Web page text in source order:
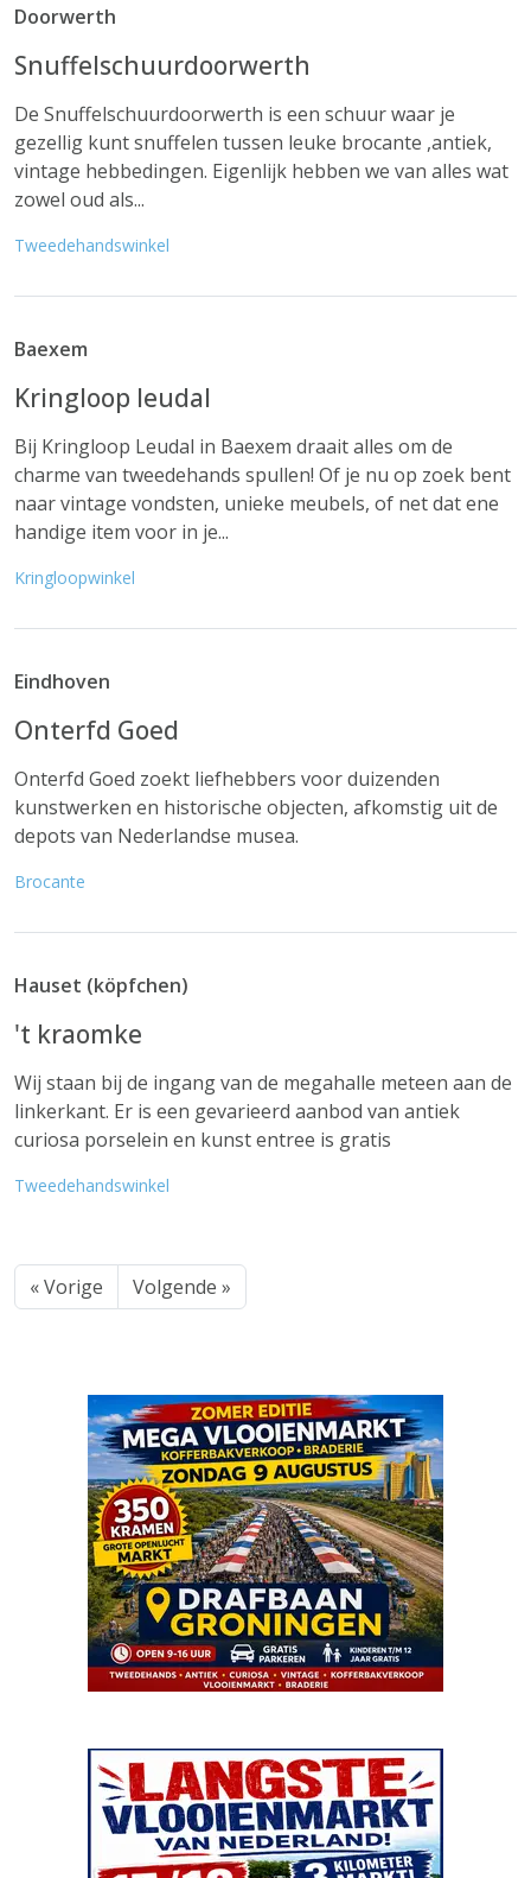
Doorwerth
Snuffelschuurdoorwerth
De Snuffelschuurdoorwerth is een schuur waar je
gezellig kunt snuffelen tussen leuke brocante ,antiek,
vintage hebbedingen. Eigenlijk hebben we van alles wat
zowel oud als...
Tweedehandswinkel
Baexem
Kringloop leudal
Bij Kringloop Leudal in Baexem draait alles om de
charme van tweedehands spullen! Of je nu op zoek bent
naar vintage vondsten, unieke meubels, of net dat ene
handige item voor in je...
Kringloopwinkel
Eindhoven
Onterfd Goed
Onterfd Goed zoekt liefhebbers voor duizenden
kunstwerken en historische objecten, afkomstig uit de
depots van Nederlandse musea.
Brocante
Hauset (köpfchen)
't kraomke
Wij staan bij de ingang van de megahalle meteen aan de
linkerkant. Er is een gevarieerd aanbod van antiek
curiosa porselein en kunst entree is gratis
Tweedehandswinkel
« Vorige Volgende »